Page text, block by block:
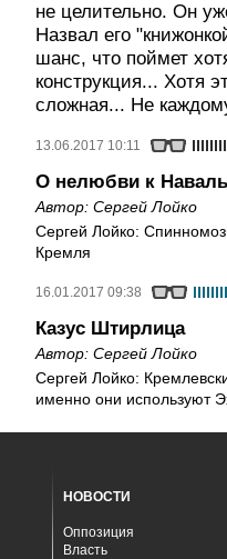
не целительно. Он
Назвал его
шанс, что поймет
конструкция... Хотя
сложная... Не
13.06.2017 10:11
О нелюбви к
Автор: Сергей Лойко
Сергей Лойко:
Кремля
16.01.2017 09:38
Казус Штирлица
Автор: Сергей Лойко
Сергей Лойко:
именно они используют
НОВОСТИ
Оппозиция
Власть